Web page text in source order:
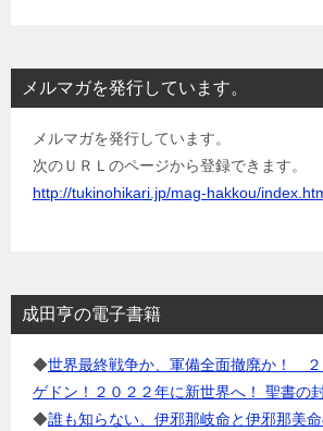
メルマガを発行しています。
メルマガを発行しています。
次のＵＲＬのページから登録できます。
http://tukinohikari.jp/mag-hakkou/
成田亨の電子書籍
◆世界最終戦争か、軍備全面撤廃か！
ゲドン！２０２２年に新世界へ！ 聖書の
◆誰も知らない、伊邪那岐命と伊邪那美